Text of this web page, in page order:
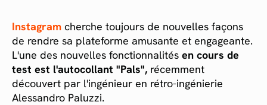
Instagram cherche toujours de nouvelles façons
de rendre sa plateforme amusante et engageante.
L'une des nouvelles fonctionnalités en cours de
test est l'autocollant "Pals", récemment
découvert par l'ingénieur en rétro-ingénierie
Alessandro Paluzzi.